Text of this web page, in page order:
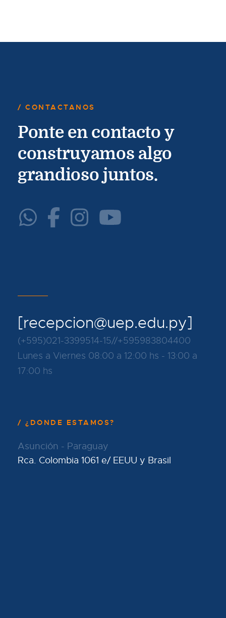
CONTACTANOS
Ponte en contacto y
construyamos algo
grandioso juntos.
[recepcion@uep.edu.py]
(+595)021-3399514-15//+595983804400
Lunes a Viernes 08:00 a 12:00 hs - 13:00 a
17:00 hs
¿DONDE ESTAMOS?
Asunción - Paraguay
Rca. Colombia 1061 e/ EEUU y Brasil